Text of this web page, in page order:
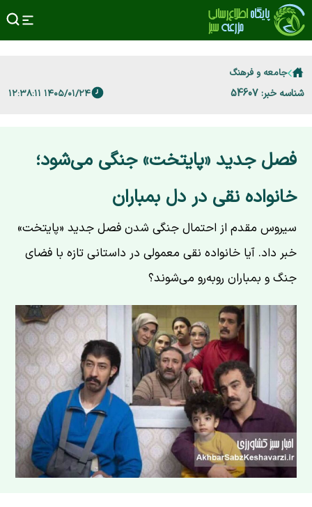
جامعه و فرهنگ
شناسه خبر: 54607 ۱۴۰۵/۰۱/۲۴ ۱۲:۳۸:۱۱
فصل جدید «پایتخت» جنگی می‌شود؛
خانواده نقی در دل بمباران
سیروس مقدم از احتمال جنگی شدن فصل جدید «پایتخت»
خبر داد. آیا خانواده نقی معمولی در داستانی تازه با فضای
جنگ و بمباران روبه‌رو می‌شوند؟